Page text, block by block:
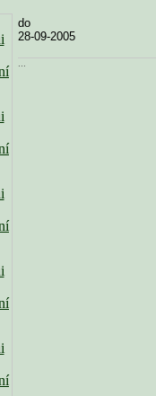
do
28-09-2005